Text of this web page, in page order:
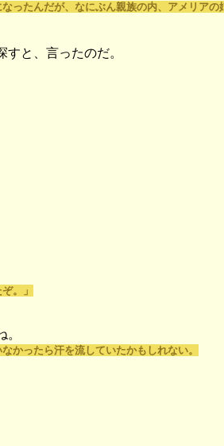
んだが、なにぶん親族の内、アメリアの
と、言ったのだ。
。」
かったら汗を流していたかもしれない。